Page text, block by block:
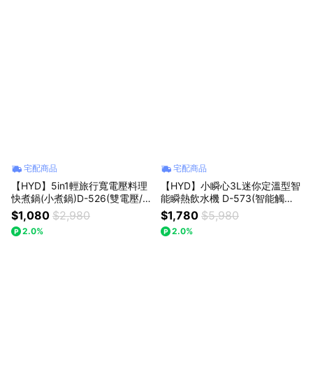
宅配商品
【HYD】5in1輕旅行寬電壓料理
快煮鍋(小煮鍋)D-526(雙電壓/泡
麵鍋/折疊鍋/304不鏽鋼)附收納
袋｜17旅行｜告白禮｜17療癒
$1,080 $2,980
2.0%
宅配商品
【HYD】小瞬心3L迷你定溫型智
能瞬熱飲水機 D-573(智能觸控/
一鍵清潔)免安裝｜彌月禮｜喬遷
禮
$1,780 $5,980
2.0%